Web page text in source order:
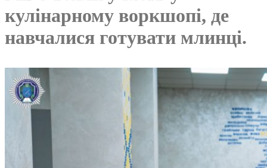
кулінарному воркшопі, де
навчалися готувати млинці.